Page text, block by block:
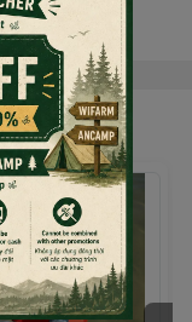
su
di chuyển, chống
đi leo núi